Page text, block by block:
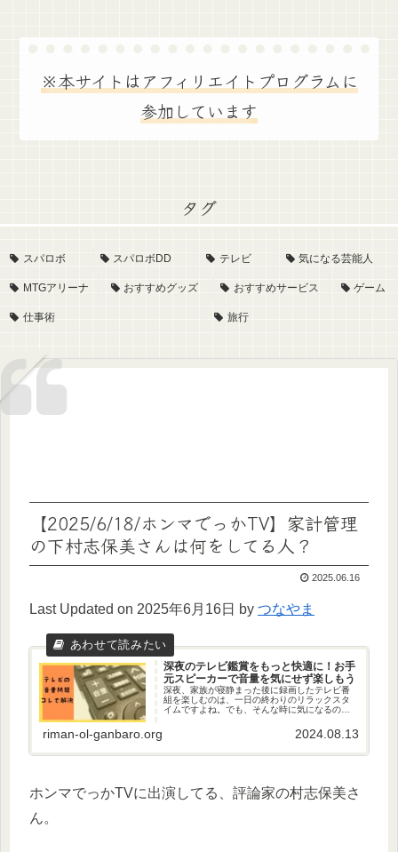
※本サイトはアフィリエイトプログラムに
参加しています
タグ
スパロボ スパロボDD テレビ 気になる芸能人
MTGアリーナ おすすめグッズ おすすめサービス ゲーム
仕事術 旅行
【2025/6/18/ホンマでっかTV】家計管理
の下村志保美さんは何をしてる人？
2025.06.16
Last Updated on 2025年6月16日 by つなやま
深夜のテレビ鑑賞をもっと快適に！お手
元スピーカーで音量を気にせず楽しもう
深夜、家族が寝静まった後に録画したテレビ番
組を楽しむのは、一日の終わりのリラックスタ
イムですよね。でも、そんな時に気になるのが
音を小さくしすぎて、せっかくの番組が聞こえ
にくくなったりしていませんか？...
riman-ol-ganbaro.org 2024.08.13
ホンマでっかTVに出演してる、評論家の村志保美さ
ん。